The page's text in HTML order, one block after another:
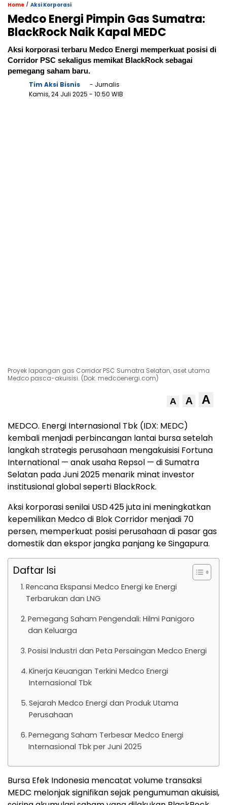
Home / Aksi Korporasi
Medco Energi Pimpin Gas Sumatra:
BlackRock Naik Kapal MEDC
Aksi korporasi terbaru Medco Energi memperkuat posisi di
Corridor PSC sekaligus memikat BlackRock sebagai
pemegang saham baru.
Tim Aksi Bisnis
- Jurnalis
Kamis, 24 Juli 2025 - 10:50 WIB
Proyek lapangan gas Corridor PSC Sumatra Selatan, aset utama
Medco pasca-akuisisi. (Dok. medcoenergi.com)
A A A
MEDCO. Energi Internasional Tbk (IDX: MEDC)
kembali menjadi perbincangan lantai bursa setelah
langkah strategis perusahaan mengakuisisi Fortuna
International — anak usaha Repsol — di Sumatra
Selatan pada Juni 2025 menarik minat investor
institusional global seperti BlackRock.
Aksi korporasi senilai USD 425 juta ini meningkatkan
kepemilikan Medco di Blok Corridor menjadi 70
persen, memperkuat posisi perusahaan di pasar gas
domestik dan ekspor jangka panjang ke Singapura.
Daftar Isi
Rencana Ekspansi Medco Energi ke Energi
Terbarukan dan LNG
Pemegang Saham Pengendali: Hilmi Panigoro
dan Keluarga
Posisi Industri dan Peta Persaingan Medco Energi
Kinerja Keuangan Terkini Medco Energi
Internasional Tbk
Sejarah Medco Energi dan Produk Utama
Perusahaan
Pemegang Saham Terbesar Medco Energi
Internasional Tbk per Juni 2025
Bursa Efek Indonesia mencatat volume transaksi
MEDC melonjak signifikan sejak pengumuman akuisisi,